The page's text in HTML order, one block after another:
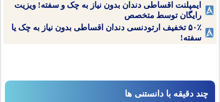
ایمپلنت اقساطی دندان بدون نیاز به چک و سفته! ویزیت
رایگان توسط متخصص
۵۰٪ تخفیف ارتودنسی دندان اقساطی بدون نیاز به چک یا
سفته!
چند دقیقه با دانستنی ها